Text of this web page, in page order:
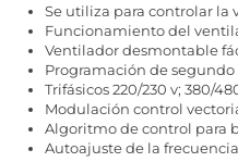
Se utiliza para controlar la
Funcionamiento del
Ventilador desmontable
Programación de
Trifásicos 220/230 v; 380/
Modulación control
Algoritmo de control para
Autoajuste de la